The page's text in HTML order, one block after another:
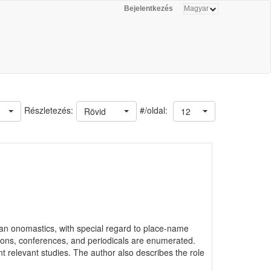
Bejelentkezés
#/oldal: 12
Rövid
Részletezés:
onomastics, with special regard to place-name
conferences, and periodicals are enumerated.
relevant studies. The author also describes the role